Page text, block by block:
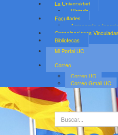
La Universidad
Historia
Facultades
Agronomía e
Organizaciones Vinculadas
Bibliotecas
Mi Portal UC
Correo
Correo UC
Correo Gmail UC
Buscar...